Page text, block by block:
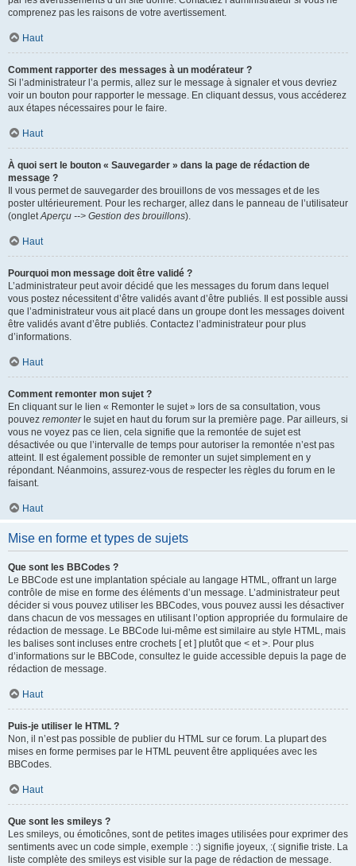
comprenez pas les raisons de votre avertissement.
Haut
Comment rapporter des messages à un modérateur ?
Si l’administrateur l’a permis, allez sur le message à signaler et vous devriez
voir un bouton pour rapporter le message. En cliquant dessus, vous accéderez
aux étapes nécessaires pour le faire.
Haut
À quoi sert le bouton « Sauvegarder » dans la page de rédaction de
message ?
Il vous permet de sauvegarder des brouillons de vos messages et de les
poster ultérieurement. Pour les recharger, allez dans le panneau de l’utilisateur
(ongletAperçu --> Gestion des brouillons).
Haut
Pourquoi mon message doit être validé ?
L’administrateur peut avoir décidé que les messages du forum dans lequel
vous postez nécessitent d’être validés avant d’être publiés. Il est possible aussi
que l’administrateur vous ait placé dans un groupe dont les messages doivent
être validés avant d’être publiés. Contactez l’administrateur pour plus
d’informations.
Haut
Comment remonter mon sujet ?
En cliquant sur le lien « Remonter le sujet » lors de sa consultation, vous
pouvez remonterle sujet en haut du forum sur la première page. Par ailleurs, si
vous ne voyez pas ce lien, cela signifie que la remontée de sujet est
désactivée ou que l’intervalle de temps pour autoriser la remontée n’est pas
atteint. Il est également possible de remonter un sujet simplement en y
répondant. Néanmoins, assurez-vous de respecter les règles du forum en le
faisant.
Haut
Mise en forme et types de sujets
Que sont les BBCodes ?
Le BBCode est une implantation spéciale au langage HTML, offrant un large
contrôle de mise en forme des éléments d’un message. L’administrateur peut
décider si vous pouvez utiliser les BBCodes, vous pouvez aussi les désactiver
dans chacun de vos messages en utilisant l’option appropriée du formulaire de
rédaction de message. Le BBCode lui-même est similaire au style HTML, mais
les balises sont incluses entre crochets [ et ] plutôt que < et >. Pour plus
d’informations sur le BBCode, consultez le guide accessible depuis la page de
rédaction de message.
Haut
Puis-je utiliser le HTML ?
Non, il n’est pas possible de publier du HTML sur ce forum. La plupart des
mises en forme permises par le HTML peuvent être appliquées avec les
BBCodes.
Haut
Que sont les smileys ?
Les smileys, ou émoticônes, sont de petites images utilisées pour exprimer des
sentiments avec un code simple, exemple : :) signifie joyeux, :( signifie triste. La
liste complète des smileys est visible sur la page de rédaction de message.